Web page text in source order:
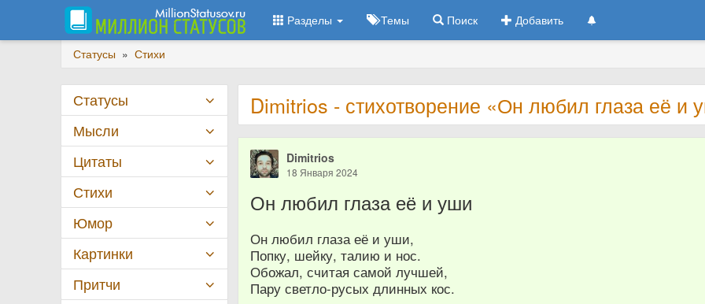
Разделы Темы Поиск Добавить
Статусы » Стихи
Dimitrios - стихотворение «Он любил глаза её и
Dimitrios
18 Января 2024
Он любил глаза её и уши
Он любил глаза её и уши,
Попку, шейку, талию и нос.
Обожал, считая самой лучшей,
Пару светло-русых длинных кос.
Статусы
Мысли
Цитаты
Стихи
Юмор
Картинки
Притчи